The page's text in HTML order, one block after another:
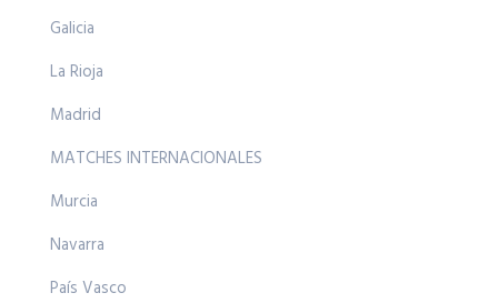
Galicia
La Rioja
Madrid
MATCHES INTERNACIONALES
Murcia
Navarra
País Vasco